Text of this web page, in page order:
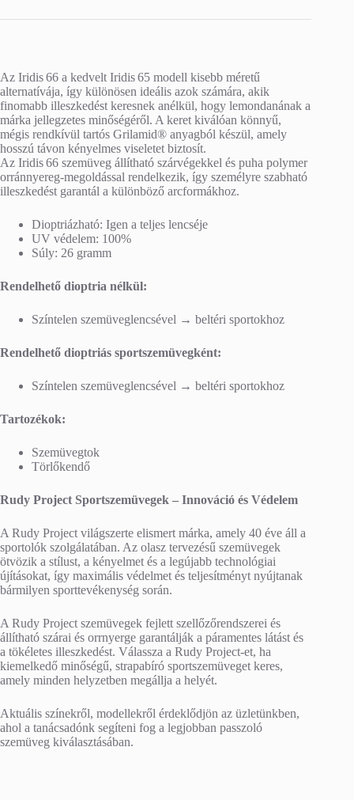
Az Iridis 66 a kedvelt Iridis 65 modell kisebb méretű
alternatívája, így különösen ideális azok számára, akik
finomabb illeszkedést keresnek anélkül, hogy lemondanának a
márka jellegzetes minőségéről. A keret kiválóan könnyű,
mégis rendkívül tartós Grilamid® anyagból készül, amely
hosszú távon kényelmes viseletet biztosít.
Az Iridis 66 szemüveg állítható szárvégekkel és puha polymer
orránnyereg‑megoldással rendelkezik, így személyre szabható
illeszkedést garantál a különböző arcformákhoz.
Dioptriázható: Igen a teljes lencséje
UV védelem: 100%
Súly: 26 gramm
Rendelhető dioptria nélkül:
Színtelen szemüveglencsével → beltéri sportokhoz
Rendelhető dioptriás sportszemüvegként:
Színtelen szemüveglencsével → beltéri sportokhoz
Tartozékok:
Szemüvegtok
Törlőkendő
Rudy Project Sportszemüvegek – Innováció és Védelem
A Rudy Project világszerte elismert márka, amely 40 éve áll a
sportolók szolgálatában. Az olasz tervezésű szemüvegek
ötvözik a stílust, a kényelmet és a legújabb technológiai
újításokat, így maximális védelmet és teljesítményt nyújtanak
bármilyen sporttevékenység során.
A Rudy Project szemüvegek fejlett szellőzőrendszerei és
állítható szárai és orrnyerge garantálják a páramentes látást és
a tökéletes illeszkedést. Válassza a Rudy Project-et, ha
kiemelkedő minőségű, strapabíró sportszemüveget keres,
amely minden helyzetben megállja a helyét.
Aktuális színekről, modellekről érdeklődjön az üzletünkben,
ahol a tanácsadónk segíteni fog a legjobban passzoló
szemüveg kiválasztásában.